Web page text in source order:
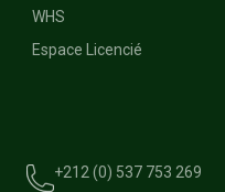
WHS
Espace Licencié
+212 (0) 537 753 269